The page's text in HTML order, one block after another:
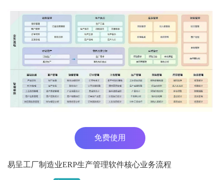
免费使用
易呈工厂制造业ERP生产管理软件核心业务流程